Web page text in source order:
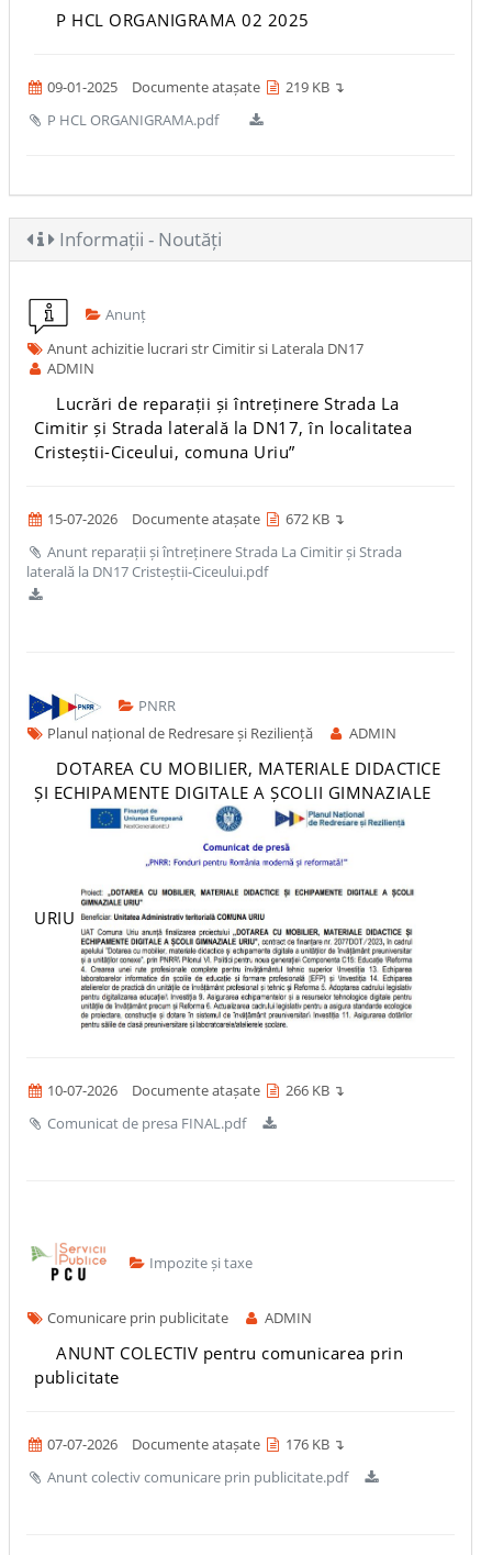
P HCL ORGANIGRAMA 02 2025
09-01-2025 Documente atașate
219 KB ↴
P HCL ORGANIGRAMA.pdf
Informații - Noutăți
Anunț
Anunt achizitie lucrari str Cimitir si Laterala DN17
ADMIN
Lucrări de reparații și întreținere Strada La
Cimitir și Strada laterală la DN17, în localitatea
Cristeștii-Ciceului, comuna Uriu”
15-07-2026 Documente atașate
672 KB ↴
Anunt reparații și întreținere Strada La Cimitir și Strada
laterală la DN17 Cristeștii-Ciceului.pdf
PNRR
Planul național de Redresare și Reziliență
ADMIN
DOTAREA CU MOBILIER, MATERIALE DIDACTICE
ȘI ECHIPAMENTE DIGITALE A ȘCOLII GIMNAZIALE
URIU
10-07-2026 Documente atașate
266 KB ↴
Comunicat de presa FINAL.pdf
Impozite și taxe
Comunicare prin publicitate ADMIN
ANUNT COLECTIV pentru comunicarea prin
publicitate
07-07-2026 Documente atașate
176 KB ↴
Anunt colectiv comunicare prin publicitate.pdf